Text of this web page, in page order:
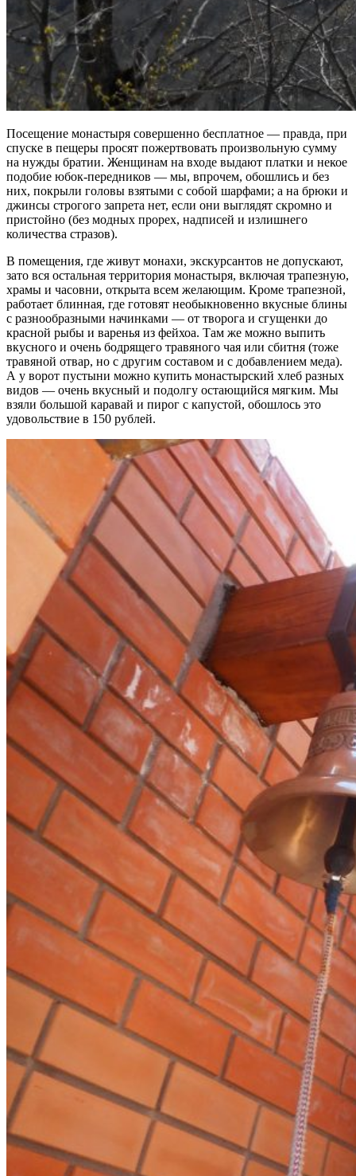
Посещение монастыря совершенно бесплатное — правда, при
спуске в пещеры просят пожертвовать произвольную сумму
на нужды братии. Женщинам на входе выдают платки и некое
подобие юбок-передников — мы, впрочем, обошлись и без
них, покрыли головы взятыми с собой шарфами; а на брюки и
джинсы строгого запрета нет, если они выглядят скромно и
пристойно (без модных прорех, надписей и излишнего
количества стразов).
В помещения, где живут монахи, экскурсантов не допускают,
зато вся остальная территория монастыря, включая трапезную,
храмы и часовни, открыта всем желающим. Кроме трапезной,
работает блинная, где готовят необыкновенно вкусные блины
с разнообразными начинками — от творога и сгущенки до
красной рыбы и варенья из фейхоа. Там же можно выпить
вкусного и очень бодрящего травяного чая или сбитня (тоже
травяной отвар, но с другим составом и с добавлением меда).
А у ворот пустыни можно купить монастырский хлеб разных
видов — очень вкусный и подолгу остающийся мягким. Мы
взяли большой каравай и пирог с капустой, обошлось это
удовольствие в 150 рублей.